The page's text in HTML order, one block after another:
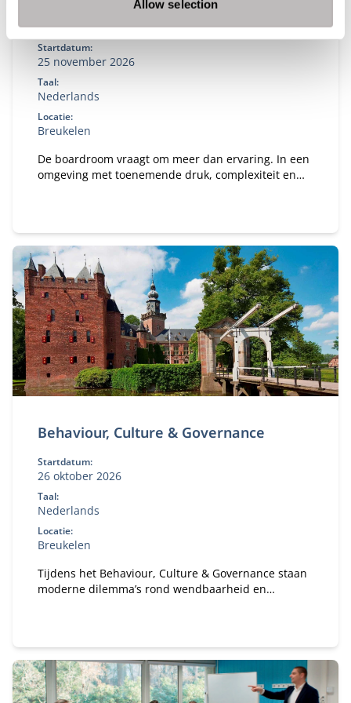
Allow selection
Startdatum:
25 november 2026
Taal:
Nederlands
Locatie:
Breukelen
De boardroom vraagt om meer dan ervaring. In een
omgeving met toenemende druk, complexiteit en
Board Program ontwikkel je jouw besluitvorming,
stakeholderdialoog en constructieve tegenspraak,
en vertaal je iedere module direct naar jouw
praktijk.
Behaviour, Culture & Governance
Startdatum:
26 oktober 2026
Taal:
Nederlands
Locatie:
Breukelen
Tijdens het Behaviour, Culture & Governance staan
moderne dilemma’s rond wendbaarheid en